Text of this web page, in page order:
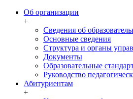
Об организации
+
Сведения об
Основные сведения
Структура и органы
Документы
Образовательные
Руководство
Абитуриентам
+